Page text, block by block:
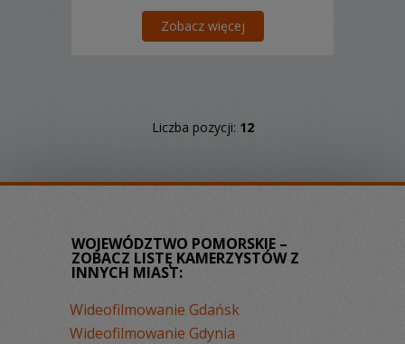
nazywane często teledyskiem lub
wideokastem. Ma być krótko, treściwie
Zobacz więcej
Liczba pozycji: 12
WOJEWÓDZTWO POMORSKIE –
ZOBACZ LISTĘ KAMERZYSTÓW Z
INNYCH MIAST:
Wideofilmowanie Gdańsk
Wideofilmowanie Gdynia